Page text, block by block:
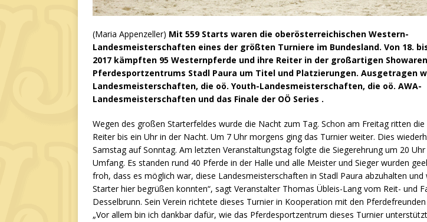
(Maria Appenzeller) Mit 559 Starts waren die oberösterreichischen Western-
Landesmeisterschaften eines der größten Turniere im Bundesland. Von 18.
2017 kämpften 95 Westernpferde und ihre Reiter in der großartigen
Pferdesportzentrums Stadl Paura um Titel und Platzierungen. Ausgetragen
Landesmeisterschaften, die oö. Youth-Landesmeisterschaften, die oö. AWA-
Landesmeisterschaften und das Finale der OÖ Series .
Wegen des großen Starterfeldes wurde die Nacht zum Tag. Schon am Freitag ritten
Reiter bis ein Uhr in der Nacht. Um 7 Uhr morgens ging das Turnier weiter. Dies
Samstag auf Sonntag. Am letzten Veranstaltungstag folgte die Siegerehrung um 20
Umfang. Es standen rund 40 Pferde in der Halle und alle Meister und Sieger wurden
froh, dass es möglich war, diese Landesmeisterschaften in Stadl Paura abzuhalten und
Starter hier begrüßen konnten“, sagt Veranstalter Thomas Übleis-Lang vom Reit- und
Desselbrunn. Sein Verein richtete dieses Turnier in Kooperation mit den
„Vor allem bin ich dankbar dafür, wie das Pferdesportzentrum dieses Turnier